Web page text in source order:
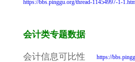
https://bbs.pinggu.org/thread-11454997-1-
会计类专题数据
会计信息可比性 https://